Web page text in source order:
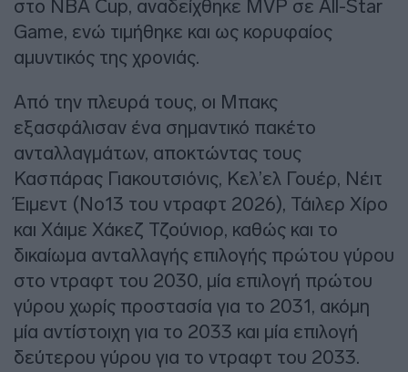
στο NBA Cup, αναδείχθηκε MVP σε All-Star
Game, ενώ τιμήθηκε και ως κορυφαίος
αμυντικός της χρονιάς.
Από την πλευρά τους, οι Μπακς
εξασφάλισαν ένα σημαντικό πακέτο
ανταλλαγμάτων, αποκτώντας τους
Κασπάρας Γιακουτσιόνις, Κελ’ελ Γουέρ, Νέιτ
Έιμεντ (Νο13 του ντραφτ 2026), Τάιλερ Χίρο
και Χάιμε Χάκεζ Τζούνιορ, καθώς και το
δικαίωμα ανταλλαγής επιλογής πρώτου γύρου
στο ντραφτ του 2030, μία επιλογή πρώτου
γύρου χωρίς προστασία για το 2031, ακόμη
μία αντίστοιχη για το 2033 και μία επιλογή
δεύτερου γύρου για το ντραφτ του 2033.